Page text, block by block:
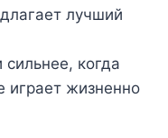
лучший
когда
играет жизненно